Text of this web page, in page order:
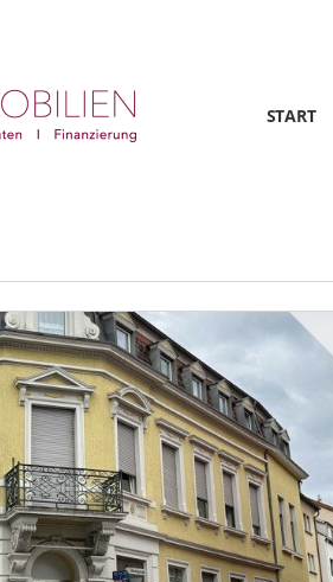
START